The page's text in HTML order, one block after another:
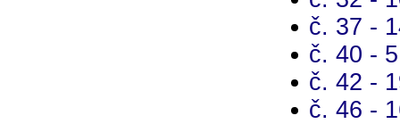
č. 37 -
č. 40 -
č. 42 -
č. 46 -